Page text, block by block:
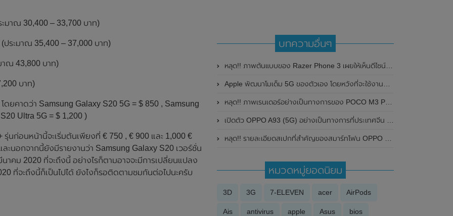
มาณ 30,400 – 33,700 บาท)
ประมาณ 35,400 – 37,000 บาท)
าณ 43,800 บาท)
บาท)
ดยคาดว่า Samsung Galaxy S20 5G = $ 850 , Samsung
Ultra 5G = $ 1,200 )
นก่อนหน้านี้จะเริ่มต้นเพียงที่ € 750 , € 900 และ 1,000 €
ะนอกจากนี้ยังมีรายงานว่า Samsung Galaxy S20 เวอร์ชั่น
าคม 2020 ที่จะถึงนี้ อย่างไรก็ตามอาจจะมีการเปลี่ยนแปลง
ที่จะถึงนี้ก็เป็นไปได้ ยังไงก็รอติดตามชมกันต่อไปนะครับ
บทความอื่นๆ
หลุด!! ภาพต้นแบบของ Razer Phone 3 เผยให้เห็นดีไซน์ของตัวเครื่องชัดเจน
Apple พัฒนาโมเด็ม 5G ของตัวเอง โดยหวังที่จะใช้งานกับ iPhone ในปี 2022
หลุด!! ภาพเรนเดอร์อย่างเป็นทางการของ POCO M3 Pro (5G) พร้อมเผยรายละเอียดสเปกบางส่วน
เปิดตัว OPPO A93 (5G) อย่างเป็นทางการที่ประเทศจีน มาพร้อมหน้าจอรีเฟรชเรท 90Hz , ชิปเซ็ต Snapdragon 480 และกล้อง 3 ตัว ความละเอียดสูงถึง 48MP ในราคาประหยัด เป็นมิตร
หลุด!! รายละเอียดสเปกที่สำคัญของสมาร์ทโฟน OPPO Reno 9 Series พร้อมโชว์ภาพกล่องจริง ลุ้นเปิดตัวในเร็วๆนี้
หมวดหมู่ยอดนิยม
3D 3G 7-ELEVEN acer AirPods
Ais antivirus apple Asus bios